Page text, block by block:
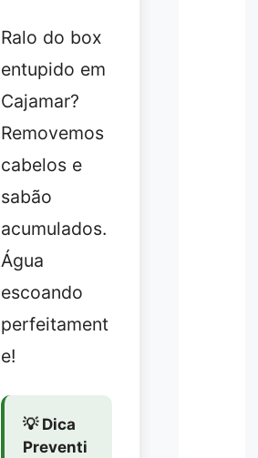
Ralo do box
entupido em
Cajamar?
Removemos
cabelos e
sabão
acumulados.
Água
escoando
perfeitament
e!
💡 Dica
Preventi